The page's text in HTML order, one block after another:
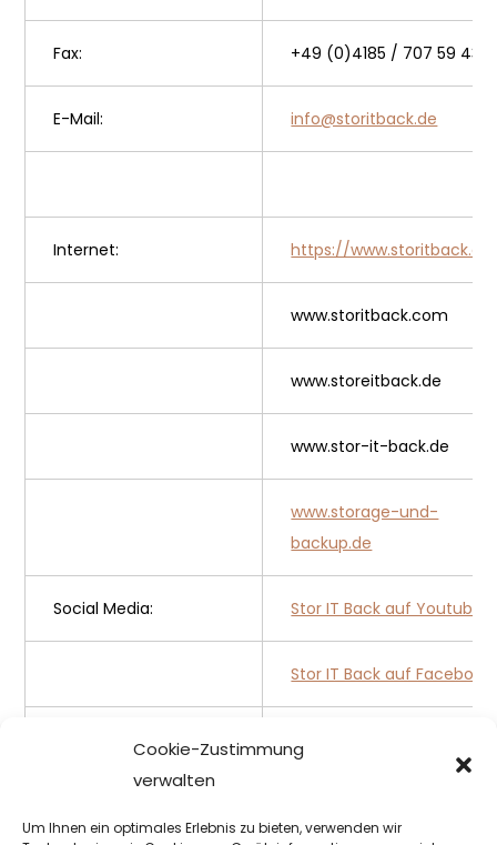
Cookie-Zustimmung
verwalten
Um Ihnen ein optimales Erlebnis zu bieten, verwenden wir
Fax: +49 (0)4185 / 707 59 43
E-Mail: info@storitback.de
Internet: https://www.storitback.de
www.storitback.com
www.storeitback.de
www.stor-it-back.de
www.storage-und-
backup.de
Social Media: Stor IT Back auf Youtube
Stor IT Back auf Facebook